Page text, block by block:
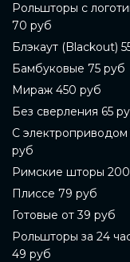
Рольшторы с
70 руб
Блэкаут (Blackout)
Бамбуковые 75 руб
Мираж 450 руб
Без сверления 65
С
руб
Римские шторы
Плиссе 79 руб
Готовые от 39 руб
Рольшторы за 24
49 руб